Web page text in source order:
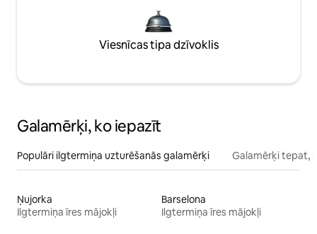
Viesnīcas tipa dzīvoklis
Galamērķi, ko iepazīt
Populāri ilgtermiņa uzturēšanās galamērķi Galamērķi tepat,
Ņujorka
Ilgtermiņa īres mājokļi
Barselona
Ilgtermiņa īres mājokļi